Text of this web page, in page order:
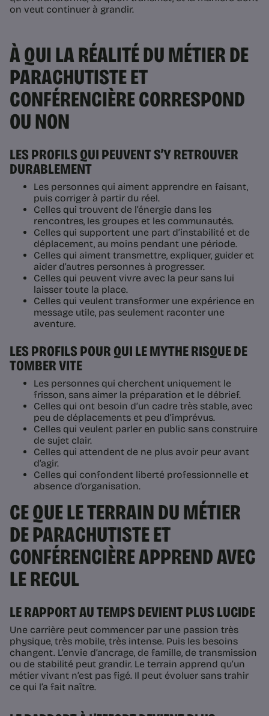
on veut continuer à grandir.
À QUI LA RÉALITÉ DU MÉTIER DE
PARACHUTISTE ET
CONFÉRENCIÈRE CORRESPOND
OU NON
LES PROFILS QUI PEUVENT S’Y RETROUVER
DURABLEMENT
Les personnes qui aiment apprendre en faisant,
puis corriger à partir du réel.
Celles qui trouvent de l’énergie dans les
rencontres, les groupes et les communautés.
Celles qui supportent une part d’instabilité et de
déplacement, au moins pendant une période.
Celles qui aiment transmettre, expliquer, guider et
aider d’autres personnes à progresser.
Celles qui peuvent vivre avec la peur sans lui
laisser toute la place.
Celles qui veulent transformer une expérience en
message utile, pas seulement raconter une
aventure.
LES PROFILS POUR QUI LE MYTHE RISQUE DE
TOMBER VITE
Les personnes qui cherchent uniquement le
frisson, sans aimer la préparation et le débrief.
Celles qui ont besoin d’un cadre très stable, avec
peu de déplacements et peu d’imprévus.
Celles qui veulent parler en public sans construire
de sujet clair.
Celles qui attendent de ne plus avoir peur avant
d’agir.
Celles qui confondent liberté professionnelle et
absence d’organisation.
CE QUE LE TERRAIN DU MÉTIER
DE PARACHUTISTE ET
CONFÉRENCIÈRE APPREND AVEC
LE RECUL
LE RAPPORT AU TEMPS DEVIENT PLUS LUCIDE
Une carrière peut commencer par une passion très
physique, très mobile, très intense. Puis les besoins
changent. L’envie d’ancrage, de famille, de transmission
ou de stabilité peut grandir. Le terrain apprend qu’un
métier vivant n’est pas figé. Il peut évoluer sans trahir
ce qui l’a fait naître.